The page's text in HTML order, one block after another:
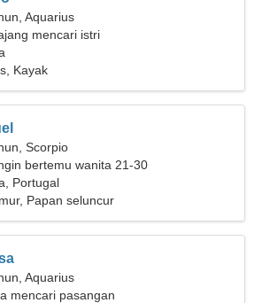
Aquarius
mencari istri
Kayak
Scorpio
bertemu wanita 21-30
Portugal
Papan seluncur
Aquarius
mencari pasangan